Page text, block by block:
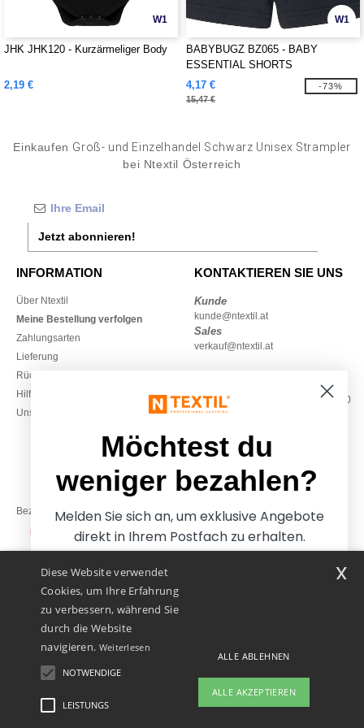
W1
JHK JHK120 - Kurzärmeliger Body
2,19 €
W1
BABYBUGZ BZ065 - BABY
ESSENTIAL SHORTS
4,17 €
15,47 €
-73%
Einkaufen Groß- und Einzelhandel Schwarz Unisex Strampler
bei Ntextil Österreich
Jetzt abonnieren!
INFORMATION
Über Ntextil
Meine Bestellung verfolgen
Zahlungsarten
Lieferung
Rückerstattungen / Rückgaben
Hilfe & FAQs
Unsere Engagements
KONTAKTIEREN SIE UNS
Kunde
kunde@ntextil.at
Sales
verkauf@ntextil.at
Montag – Donnerstag: 10:00–13:00
& 14:00–17:30
Freitag: 10:00–14:00
Bezahlung mit
Unsere Paketzusteller
Diese Website verwendet
Cookies, um Ihre Erfahrung
zu verbessern, während Sie
durch die Website
navigieren. Weiterlesen
NOTWENDIGE
LEISTUNGS
ALLE ABLEHNEN
ALLE AKZEPTIEREN
x
Möchtest du
weniger bezahlen?
Melden Sie sich an, um exklusive Angebote
direkt in Ihrem Postfach zu erhalten.
Ja, ich möchte weniger
bezahlen